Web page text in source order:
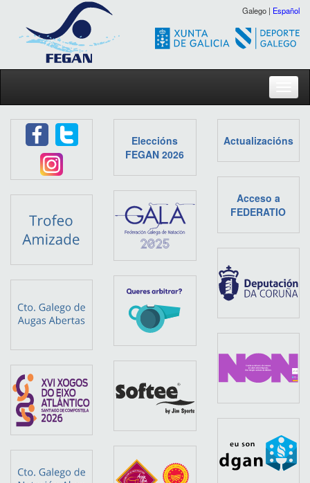
Galego | Español
Eleccións
FEGAN 2026
Actualizacións
Acceso a
FEDERATIO